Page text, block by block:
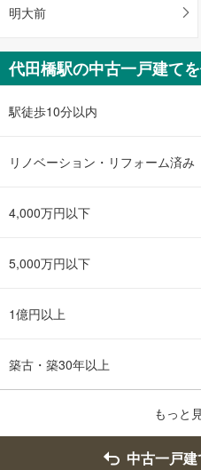
明大前
代田橋駅の中古一戸建て
駅徒歩10分以内
リノベーション・リフォーム済み
4,000万円以下
5,000万円以下
1億円以上
築古・築30年以上
もっと
中古一戸